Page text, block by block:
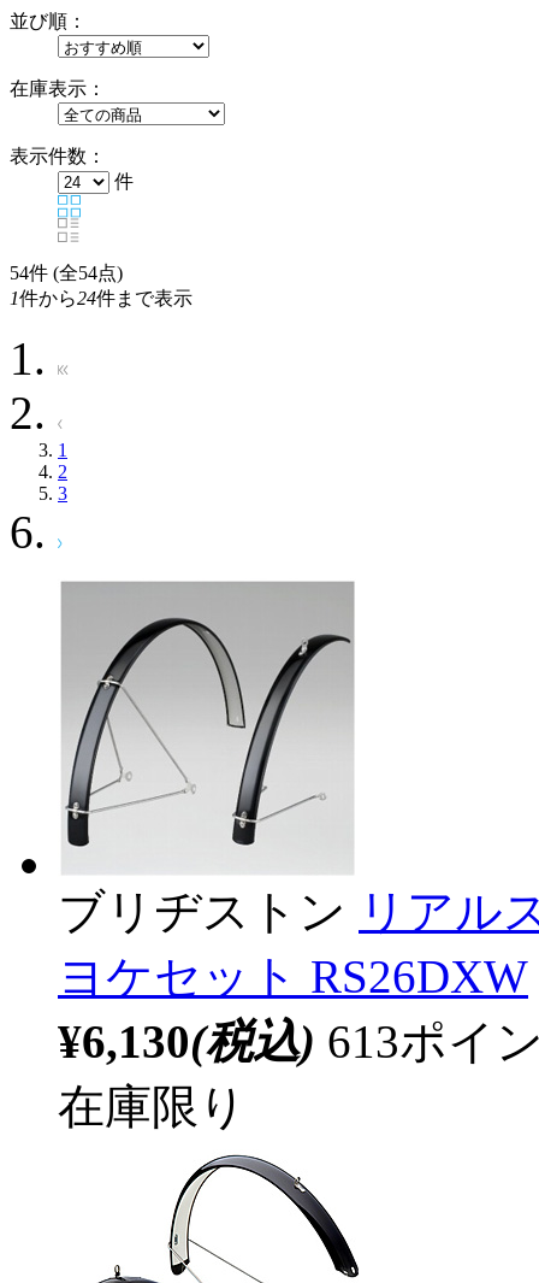
並び順：
在庫表示：
表示件数：
件
54件 (全54点)
1件から24件まで表示
1
2
3
ブリヂストン リアル
ヨケセット RS26DXW
¥6,130(税込) 613ポイ
在庫限り